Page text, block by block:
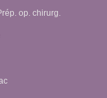
op. chirurg.